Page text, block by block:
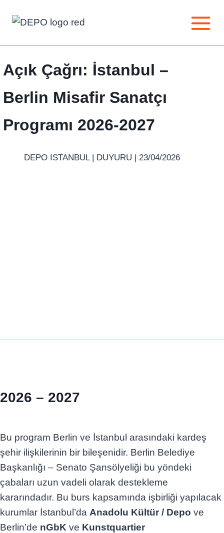
Açık Çağrı: İstanbul –
Berlin Misafir Sanatçı
Programı 2026-2027
DEPO ISTANBUL | DUYURU | 23/04/2026
2026 – 2027
Bu program Berlin ve İstanbul arasındaki kardeş
şehir ilişkilerinin bir bileşenidir. Berlin Belediye
Başkanlığı – Senato Şansölyeliği bu yöndeki
çabaları uzun vadeli olarak destekleme
kararındadır. Bu burs kapsamında işbirliği yapılacak
kurumlar İstanbul’da Anadolu Kültür / Depo ve
Berlin’de nGbK ve Kunstquartier